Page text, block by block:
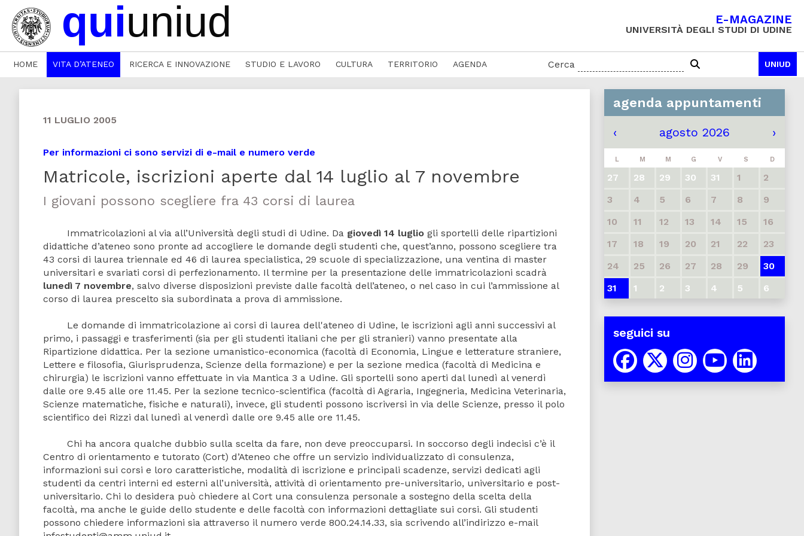
E-MAGAZINE
UNIVERSITÀ DEGLI STUDI DI UDINE
HOME VITA D’ATENEO RICERCA E INNOVAZIONE STUDIO E LAVORO CULTURA TERRITORIO AGENDA Cerca UNIUD
11 LUGLIO 2005
Per informazioni ci sono servizi di e-mail e numero verde
Matricole, iscrizioni aperte dal 14 luglio al 7 novembre
I giovani possono scegliere fra 43 corsi di laurea
Immatricolazioni al via all’Università degli studi di Udine. Da giovedì 14 luglio gli sportelli delle ripartizioni
didattiche d’ateneo sono pronte ad accogliere le domande degli studenti che, quest’anno, possono scegliere tra
43 corsi di laurea triennale ed 46 di laurea specialistica, 29 scuole di specializzazione, una ventina di master
universitari e svariati corsi di perfezionamento. Il termine per la presentazione delle immatricolazioni scadrà
lunedì 7 novembre, salvo diverse disposizioni previste dalle facoltà dell’ateneo, o nel caso in cui l’ammissione al
corso di laurea prescelto sia subordinata a prova di ammissione.
Le domande di immatricolazione ai corsi di laurea dell'ateneo di Udine, le iscrizioni agli anni successivi al
primo, i passaggi e trasferimenti (sia per gli studenti italiani che per gli stranieri) vanno presentate alla
Ripartizione didattica. Per la sezione umanistico-economica (facoltà di Economia, Lingue e letterature straniere,
Lettere e filosofia, Giurisprudenza, Scienze della formazione) e per la sezione medica (facoltà di Medicina e
chirurgia) le iscrizioni vanno effettuate in via Mantica 3 a Udine. Gli sportelli sono aperti dal lunedì al venerdì
dalle ore 9.45 alle ore 11.45. Per la sezione tecnico-scientifica (facoltà di Agraria, Ingegneria, Medicina Veterinaria,
Scienze matematiche, fisiche e naturali), invece, gli studenti possono iscriversi in via delle Scienze, presso il polo
scientifico dei Rizzi dal lunedì al venerdì dalle ore 9.45 alle ore 11.45.
Chi ha ancora qualche dubbio sulla scelta da fare, non deve preoccuparsi. In soccorso degli indecisi c’è il
Centro di orientamento e tutorato (Cort) d’Ateneo che offre un servizio individualizzato di consulenza,
informazioni sui corsi e loro caratteristiche, modalità di iscrizione e principali scadenze, servizi dedicati agli
studenti da centri interni ed esterni all’università, attività di orientamento pre-universitario, universitario e post-
universitario. Chi lo desidera può chiedere al Cort una consulenza personale a sostegno della scelta della
facoltà, ma anche le guide dello studente e delle facoltà con informazioni dettagliate sui corsi. Gli studenti
possono chiedere informazioni sia attraverso il numero verde 800.24.14.33, sia scrivendo all’indirizzo e-mail
agenda appuntamenti
‹ agosto 2026 ›
L M M G V S D
27 28 29 30 31 1
2
3
4 5 6 7 8
9
10
11 12 13 14 15
16
17
18 19 20 21 22
23
24
25 26 27 28 29
30
31
1 2 3 4 5 6
seguici su